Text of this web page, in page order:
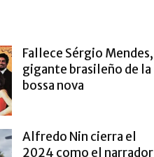
Fallece Sérgio Mendes,
gigante brasileño de la
bossa nova
Alfredo Nin cierra el
2024 como el narrador